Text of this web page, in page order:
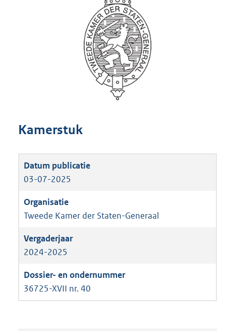
Kamerstuk
03-07-2025
Tweede Kamer der Staten-Generaal
2024-2025
36725-XVII nr. 40